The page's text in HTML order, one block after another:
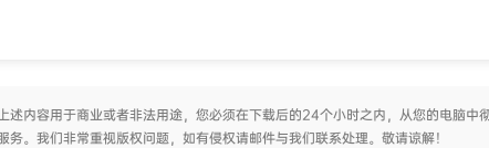
内容用于商业或者非法用途，您必须在下载后的24个小时之内，从您的电脑中
。我们非常重视版权问题，如有侵权请邮件与我们联系处理。敬请谅解！